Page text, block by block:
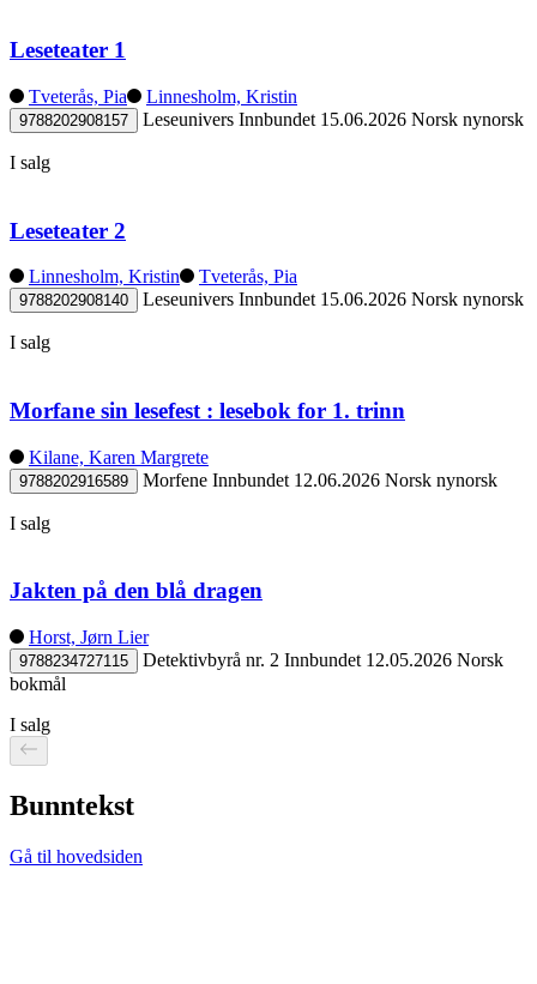
Leseteater 1
Tveterås, Pia Linnesholm, Kristin
9788202908157 Leseunivers Innbundet 15.06.2026 Norsk nynorsk
I salg
Leseteater 2
Linnesholm, Kristin Tveterås, Pia
9788202908140 Leseunivers Innbundet 15.06.2026 Norsk nynorsk
I salg
Morfane sin lesefest : lesebok for 1. trinn
Kilane, Karen Margrete
9788202916589 Morfene Innbundet 12.06.2026 Norsk nynorsk
I salg
Jakten på den blå dragen
Horst, Jørn Lier
9788234727115 Detektivbyrå nr. 2 Innbundet 12.05.2026 Norsk
bokmål
I salg
Bunntekst
Gå til hovedsiden